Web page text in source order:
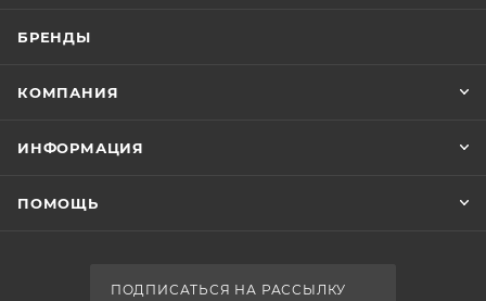
БРЕНДЫ
КОМПАНИЯ
ИНФОРМАЦИЯ
ПОМОЩЬ
ПОДПИСАТЬСЯ НА РАССЫЛКУ